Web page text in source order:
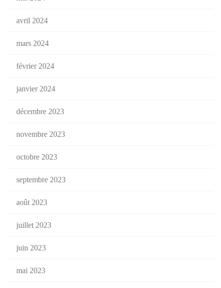
avril 2024
mars 2024
février 2024
janvier 2024
décembre 2023
novembre 2023
octobre 2023
septembre 2023
août 2023
juillet 2023
juin 2023
mai 2023